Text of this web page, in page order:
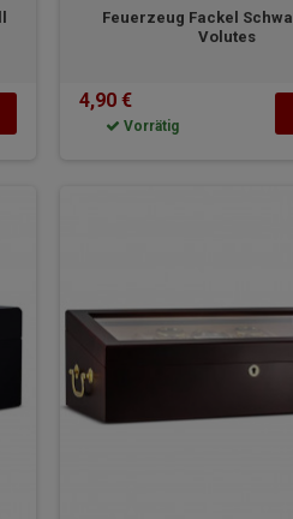
Feuerzeug Fackel
Volutes
4,90 €
Vorrätig